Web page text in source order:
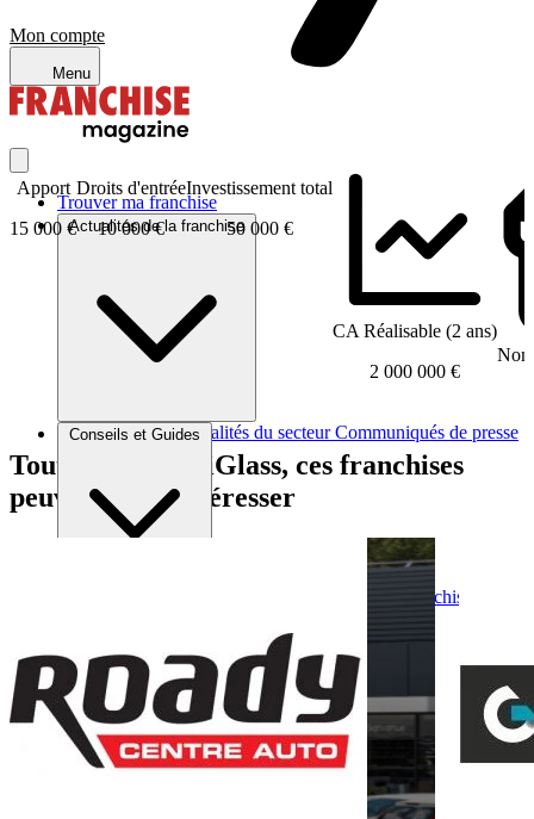
Mon compte
Menu
Trouver ma franchise
Actualités de la franchise
Brèves et actus Actualités du secteur Communiqués de presse
Conseils et Guides
Devenir franchiseur
Apport
15 000 €
Droits d'entrée
10 000 €
Investissement total
50 000 €
CA Réalisable (2 ans)
2 000 000 €
Tout comme OuiGlass, ces franchises
peuvent vous intéresser